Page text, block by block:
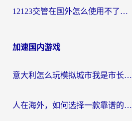
12123交管在国外怎么使用不了？海外华人必看的无缝访问国内资源指南
加速国内游戏
意大利怎么玩模拟城市我是市长？海外党国服游戏加速终极攻略（附三国3量子特攻解决办法）
人在海外，如何选择一款靠谱的玩剑灵2加速器？